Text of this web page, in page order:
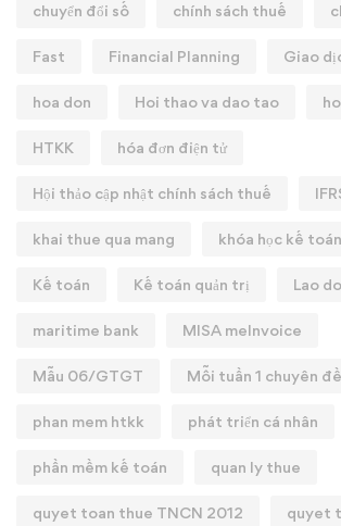
chuyển đổi số chính sách thuế
Fast Financial Planning Giao
hoa don Hoi thao va dao tao
HTKK hóa đơn điện tử
Hội thảo cập nhật chính sách thuế
khai thue qua mang khóa học kế toán
Kế toán Kế toán quản trị Lao
maritime bank MISA meInvoice
Mẫu 06/GTGT Mỗi tuần 1 chuyên đề
phan mem htkk phát triển cá nhân
phần mềm kế toán quan ly thue
quyet toan thue TNCN 2012 quyet